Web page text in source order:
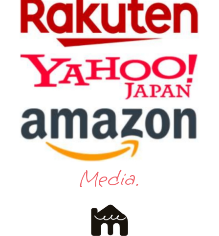
Media.